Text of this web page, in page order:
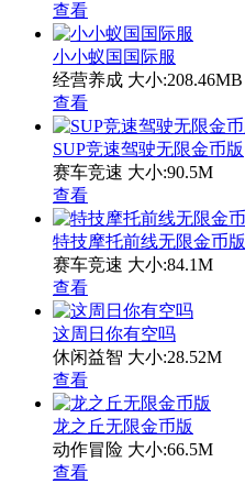
查看
小小蚁国国际服
经营养成 大小:208.46MB
查看
SUP竞速驾驶无限金币版
赛车竞速 大小:90.5M
查看
特技摩托前线无限金币版
赛车竞速 大小:84.1M
查看
这周日你有空吗
休闲益智 大小:28.52M
查看
龙之丘无限金币版
动作冒险 大小:66.5M
查看